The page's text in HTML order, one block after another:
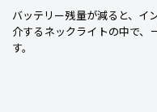
バッテリー残量が減ると、イ
介するネックライトの中で、
す。